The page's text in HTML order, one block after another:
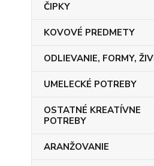
ČIPKY
KOVOVÉ PREDMETY
ODLIEVANIE, FORMY,
UMELECKÉ POTREBY
OSTATNÉ KREATÍVNE
POTREBY
ARANŽOVANIE